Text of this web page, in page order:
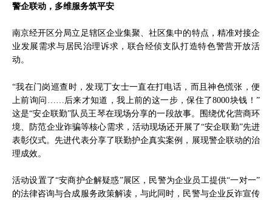
警企联动，多维服务筑平安
南京经开区分局立足辖区企业集聚、社区集中的特点，精准对接企
业发展需求与居民治理诉求，联合经侦支队打造特色警营开放活
动。
“我在门岗巡查时，发现丁女士一直在打电话，而且神色慌张，便
上前询问……后来才知道，我上前的这一步，保住了8000块钱！”
这是“安企联勤”队员王琴在现场分享的一段故事。围绕优化营商环
境、防范企业诈骗等核心需求，活动现场还开展了“安企联勤”先进
表彰仪式。先进代表分享了联勤护企真实案例，展现警企联动的治
理成效。
活动设置了“安商护企解疑惑”展区，民警为企业员工提供“一对一”
的法律咨询与合成服务政策解读，与此同时，民警与企业反诈宣传